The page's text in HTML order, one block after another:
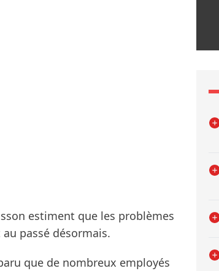
estiment que les problèmes
passé désormais.
que de nombreux employés